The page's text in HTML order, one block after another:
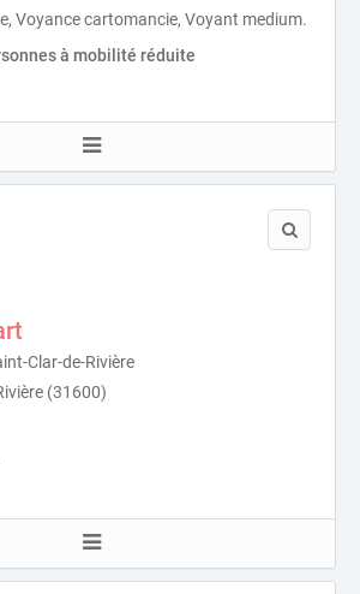
Voyance cartomancie, Voyant medium.
à mobilité réduite
Clar-de-Rivière
(31600)